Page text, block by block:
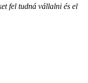
fel tudná vállalni és el